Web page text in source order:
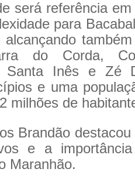
será referência
para
do Corda,
Santa Inês e Zé
e uma
milhões de
Brandão
e a
Maranhão.